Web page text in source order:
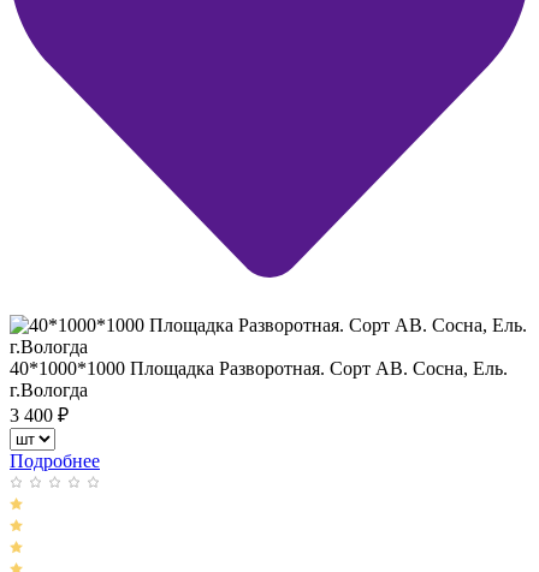
40*1000*1000 Площадка Разворотная. Сорт АВ. Сосна, Ель.
г.Вологда
3 400 ₽
Подробнее